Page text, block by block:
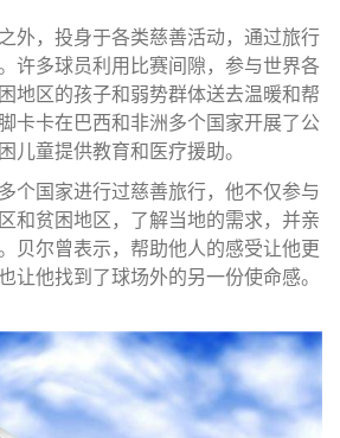
外，投身于各类慈善活动，通过旅行
许多球员利用比赛间隙，参与世界各
地区的孩子和弱势群体送去温暖和帮
卡卡在巴西和非洲多个国家开展了公
儿童提供教育和医疗援助。
个国家进行过慈善旅行，他不仅参与
和贫困地区，了解当地的需求，并亲
贝尔曾表示，帮助他人的感受让他更
让他找到了球场外的另一份使命感。